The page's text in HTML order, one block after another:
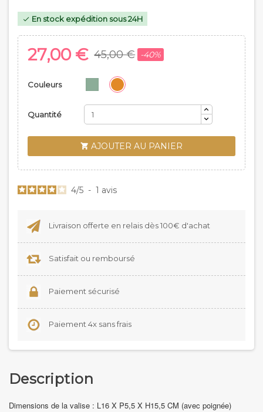
 En stock expédition sous 24H
27,00 € 45,00 € -40%
Couleurs
Quantité
 AJOUTER AU PANIER
4/5 - 1 avis
Livraison offerte en relais dès 100€ d'achat
Satisfait ou remboursé
Paiement sécurisé
Paiement 4x sans frais
Description
Dimensions de la valise : L16 X P5,5 X H15,5 CM (avec poignée)